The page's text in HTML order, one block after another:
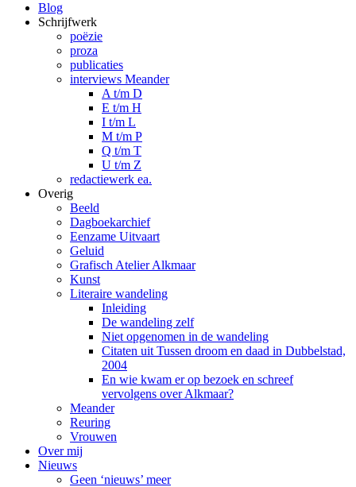
Blog
Schrijfwerk
poëzie
proza
publicaties
interviews Meander
A t/m D
E t/m H
I t/m L
M t/m P
Q t/m T
U t/m Z
redactiewerk ea.
Overig
Beeld
Dagboekarchief
Eenzame Uitvaart
Geluid
Grafisch Atelier Alkmaar
Kunst
Literaire wandeling
Inleiding
De wandeling zelf
Niet opgenomen in de wandeling
Citaten uit Tussen droom en daad in Dubbelstad,
2004
En wie kwam er op bezoek en schreef
vervolgens over Alkmaar?
Meander
Reuring
Vrouwen
Over mij
Nieuws
Geen ‘nieuws’ meer